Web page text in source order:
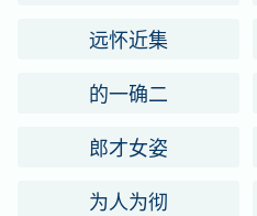
远怀近集
的一确二
郎才女姿
为人为彻